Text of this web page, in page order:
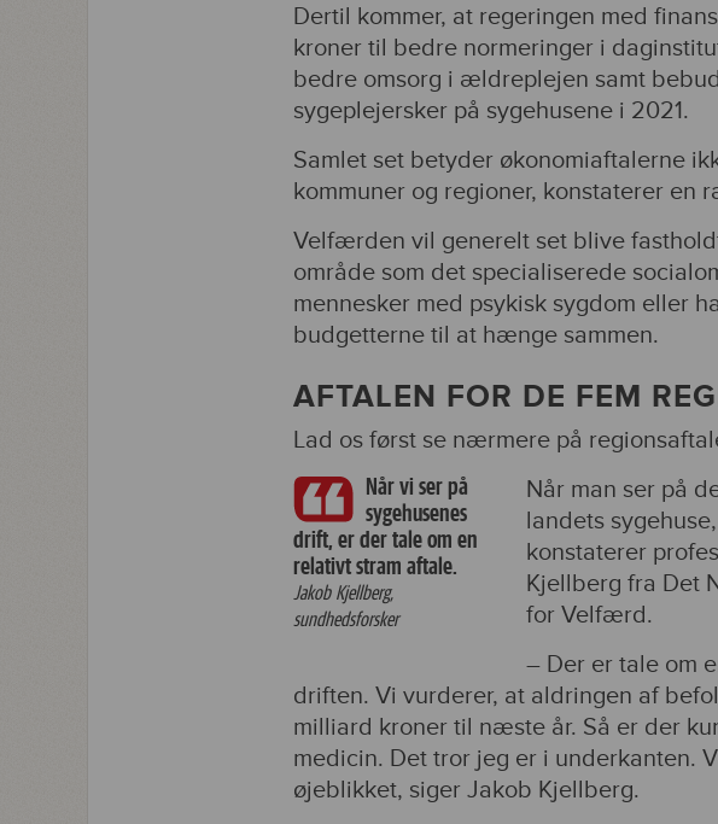
Dertil kommer, at regeringen med
kroner til bedre normeringer i
bedre omsorg i ældreplejen samt
sygeplejersker på sygehusene i 2021.
Samlet set betyder økonomiaftalerne
kommuner og regioner, konstaterer en
Velfærden vil generelt set blive
område som det specialiserede
mennesker med psykisk sygdom eller
budgetterne til at hænge sammen.
AFTALEN FOR DE FEM
Lad os først se nærmere på
Når vi ser på
sygehusenes
drift, er der tale om en
relativt stram aftale.
Jakob Kjellberg,
sundhedsforsker
Når man ser på
landets
konstaterer
Kjellberg fra Det
for Velfærd.
– Der er tale om
driften. Vi vurderer, at aldringen af
milliard kroner til næste år. Så er der
medicin. Det tror jeg er i underkanten.
øjeblikket, siger Jakob Kjellberg.